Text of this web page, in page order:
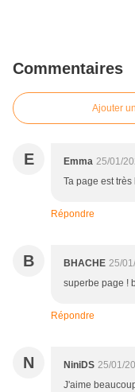
Commentaires
Ajouter
E Emma 25/01/
Ta page est
Répondre
B BHACHE 25/
superbe page !
Répondre
N NiniDS 25/01/
J'aime